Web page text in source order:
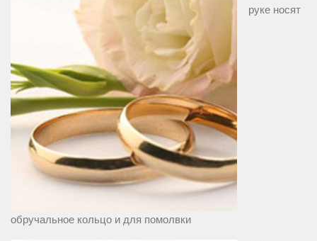
руке носят
обручальное кольцо и для помолвки